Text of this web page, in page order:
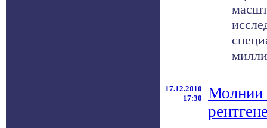
17.12.2010
17:30
Молнии